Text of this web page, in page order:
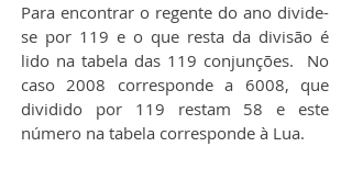
Para encontrar o regente do ano divide-
se por 119 e o que resta da divisão é
lido na tabela das 119 conjunções.  No
caso 2008 corresponde a 6008, que
dividido por 119 restam 58 e este
número na tabela corresponde à Lua.